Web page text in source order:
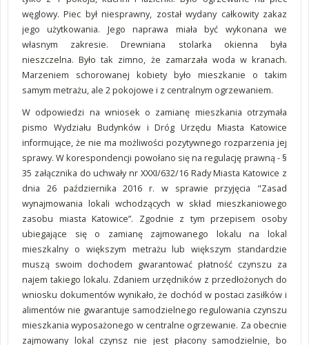
węglowy. Piec był niesprawny, został wydany całkowity zakaz
jego użytkowania. Jego naprawa miała być wykonana we
własnym zakresie. Drewniana stolarka okienna była
nieszczelna. Było tak zimno, że zamarzała woda w kranach.
Marzeniem schorowanej kobiety było mieszkanie o takim
samym metrażu, ale 2 pokojowe i z centralnym ogrzewaniem.
W odpowiedzi na wniosek o zamianę mieszkania otrzymała
pismo Wydziału Budynków i Dróg Urzędu Miasta Katowice
informujące, że nie ma możliwości pozytywnego rozparzenia jej
sprawy. W korespondencji powołano się na regulację prawną - §
35 załącznika do uchwały nr XXXI/632/16 Rady Miasta Katowice z
dnia 26 października 2016 r. w sprawie przyjęcia "Zasad
wynajmowania lokali wchodzących w skład mieszkaniowego
zasobu miasta Katowice”. Zgodnie z tym przepisem osoby
ubiegające się o zamianę zajmowanego lokalu na lokal
mieszkalny o większym metrażu lub większym standardzie
muszą swoim dochodem gwarantować płatność czynszu za
najem takiego lokalu. Zdaniem urzędników z przedłożonych do
wniosku dokumentów wynikało, że dochód w postaci zasiłków i
alimentów nie gwarantuje samodzielnego regulowania czynszu
mieszkania wyposażonego w centralne ogrzewanie. Za obecnie
zajmowany lokal czynsz nie jest płacony samodzielnie, bo